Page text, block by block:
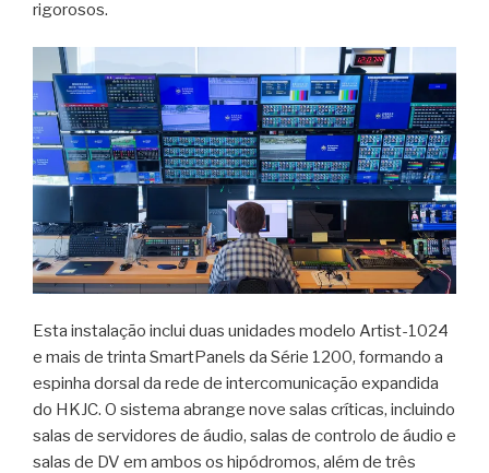
rigorosos.
Esta instalação inclui duas unidades modelo Artist-1024
e mais de trinta SmartPanels da Série 1200, formando a
espinha dorsal da rede de intercomunicação expandida
do HKJC. O sistema abrange nove salas críticas, incluindo
salas de servidores de áudio, salas de controlo de áudio e
salas de DV em ambos os hipódromos, além de três